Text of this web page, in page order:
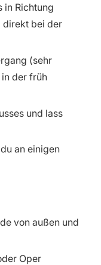
in Richtung
direkt bei der
(sehr
der früh
und lass
an einigen
von außen und
Oper